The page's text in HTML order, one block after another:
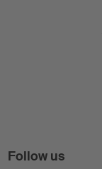
Follow us